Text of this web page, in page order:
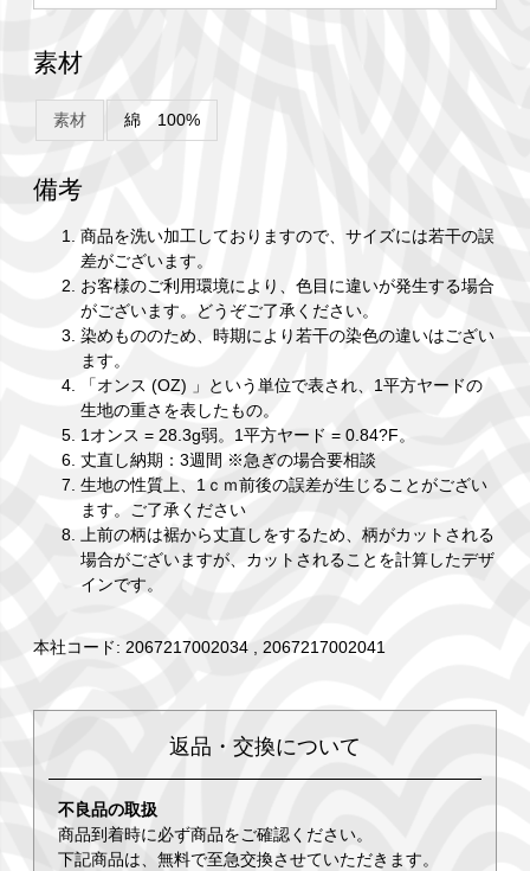
素材
素材 綿 100%
備考
商品を洗い加工しておりますので、サイズには若干の誤
差がございます。
お客様のご利用環境により、色目に違いが発生する場合
がございます。どうぞご了承ください。
染めもののため、時期により若干の染色の違いはござい
ます。
「オンス (OZ) 」という単位で表され、1平方ヤードの
生地の重さを表したもの。
1オンス = 28.3g弱。1平方ヤード = 0.84?F。
丈直し納期：3週間 ※急ぎの場合要相談
生地の性質上、1ｃｍ前後の誤差が生じることがござい
ます。ご了承ください
上前の柄は裾から丈直しをするため、柄がカットされる
場合がございますが、カットされることを計算したデザ
インです。
本社コード: 2067217002034 , 2067217002041
返品・交換について
不良品の取扱
商品到着時に必ず商品をご確認ください。
下記商品は、無料で至急交換させていただきます。